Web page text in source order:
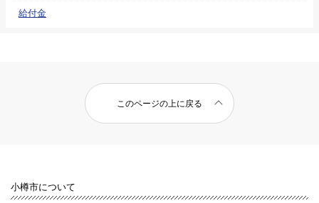
給付金
このページの上に戻る
小樽市について